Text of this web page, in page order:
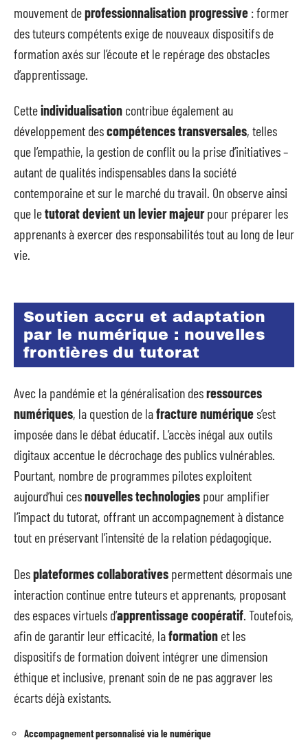
mouvement deprofessionnalisation progressive : former
des tuteurs compétents exige de nouveaux dispositifs de
formation axés sur l’écoute et le repérage des obstacles
d’apprentissage.
Cetteindividualisation contribue également au
développement descompétences transversales, telles
que l’empathie, la gestion de conflit ou la prise d’initiatives –
autant de qualités indispensables dans la société
contemporaine et sur le marché du travail. On observe ainsi
que letutorat devient un levier majeurpour préparer les
apprenants à exercer des responsabilités tout au long de leur
vie.
Soutien accru et adaptation
par le numérique : nouvelles
frontières du tutorat
Avec la pandémie et la généralisation desressources
numériques, la question de lafracture numériques’est
imposée dans le débat éducatif. L’accès inégal aux outils
digitaux accentue le décrochage des publics vulnérables.
Pourtant, nombre de programmes pilotes exploitent
aujourd’hui cesnouvelles technologies pour amplifier
l’impact du tutorat, offrant un accompagnement à distance
tout en préservant l’intensité de la relation pédagogique.
Desplateformes collaboratives permettent désormais une
interaction continue entre tuteurs et apprenants, proposant
des espaces virtuels d’apprentissage coopératif . Toutefois,
afin de garantir leur efficacité, laformation et les
dispositifs de formation doivent intégrer une dimension
éthique et inclusive, prenant soin de ne pas aggraver les
écarts déjà existants.
Accompagnement personnalisé via le numérique